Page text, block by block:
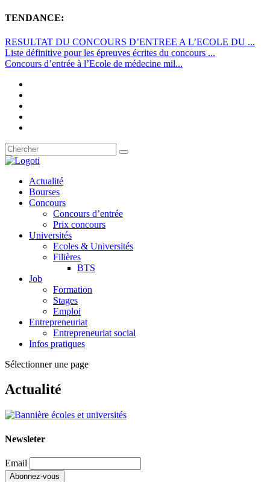
TENDANCE:
RESULTAT DU CONCOURS D’ENTREE A L’ECOLE DU ...
Liste définitive pour les épreuves écrites du concours ...
Concours d’entrée à l’Ecole de médecine mil...
Actualité
Bourses
Concours
Concours d’entrée
Prix concours
Universités
Ecoles & Universités
Filières
BTS
Job
Formation
Stages
Emploi
Entrepreneuriat
Entrepreneuriat social
Infos pratiques
Sélectionner une page
Actualité
Newsleter
Email